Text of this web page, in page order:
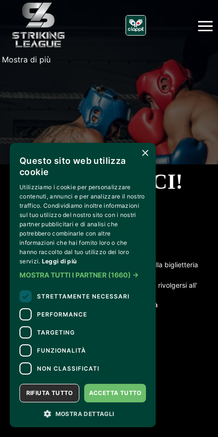
Mostra di più
CONTATTACI!
info@strikingleague.com
CONTATTI
Per informazioni e supporto all'acquisto della biglietteria
Clicca qui
Per informazioni sul programma e l'evento, rivolgersi all'
organizzatore
Dichiarazione di accessibilità
×
Questo sito web utilizza
cookie
Utilizziamo i cookie per personalizzare
contenuti, annunci e per analizzare il nostro
traffico. Condividiamo inoltre informazioni
sul tuo utilizzo del nostro sito con i nostri
partner pubblicitari e di analisi che
potrebbero combinarle con altre
informazioni che hai fornito loro o che
hanno raccolto dal tuo utilizzo dei loro
servizi. Leggi di più
MOSTRA TUTTI I PARTNER (1660) →
STRETTAMENTE NECESSARI
PERFORMANCE
TARGETING
FUNZIONALITÀ
NON CLASSIFICATI
ACCETTA TUTTO
RIFIUTA TUTTO
MOSTRA DETTAGLI